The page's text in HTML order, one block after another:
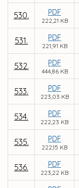
530. PDF
222,21 KB
531. PDF
221,91 KB
532. PDF
444,86 KB
533. PDF
223,03 KB
534. PDF
222,23 KB
535. PDF
222,15 KB
536. PDF
223,22 KB